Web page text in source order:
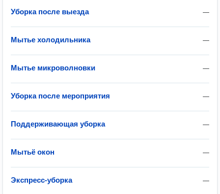
—
Уборка после выезда
—
Мытье холодильника
—
Мытье микроволновки
—
Уборка после мероприятия
—
Поддерживающая уборка
—
Мытьё окон
—
Экспресс-уборка